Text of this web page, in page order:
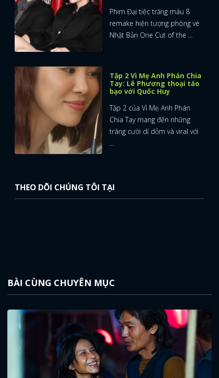
Phim Đại tiệc trăng máu 8
remake hiện tượng phòng vé
Nhật Bản One Cut of the ...
Tập 2 Vì Mẹ Anh Phán Chia
Tay: Lê Phương thoại táo
bạo với Quốc Huy
Tập 2 của Vì Mẹ Anh Phán
Chia Tay mang đến những
tràng cười dí dỏm và viral với
...
THEO DÕI CHÚNG TÔI TẠI
BÀI CÙNG CHUYÊN MỤC